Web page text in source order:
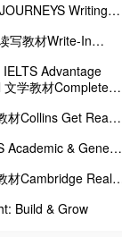
Writing
写教材Write-In
Advantage
学教材Complete
材Collins Get Ready
Academic & General
材Cambridge Real
Build & Grow